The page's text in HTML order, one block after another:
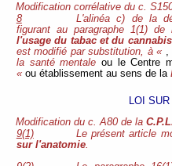
Modification corrélative du c.
8
L'alinéa c) de la
figurant au paragraphe 1(1) de
l'usage du tabac et du
est modifié par substitution, à « ,
la santé mentale ou le Centre
« ou établissement au sens de la
LOI
Modification du c. A80 de la
9(1)
Le présent article
sur l'anatomie.